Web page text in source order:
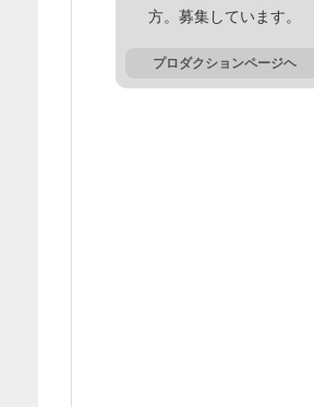
方。募集しています。
プロダクションページヘ